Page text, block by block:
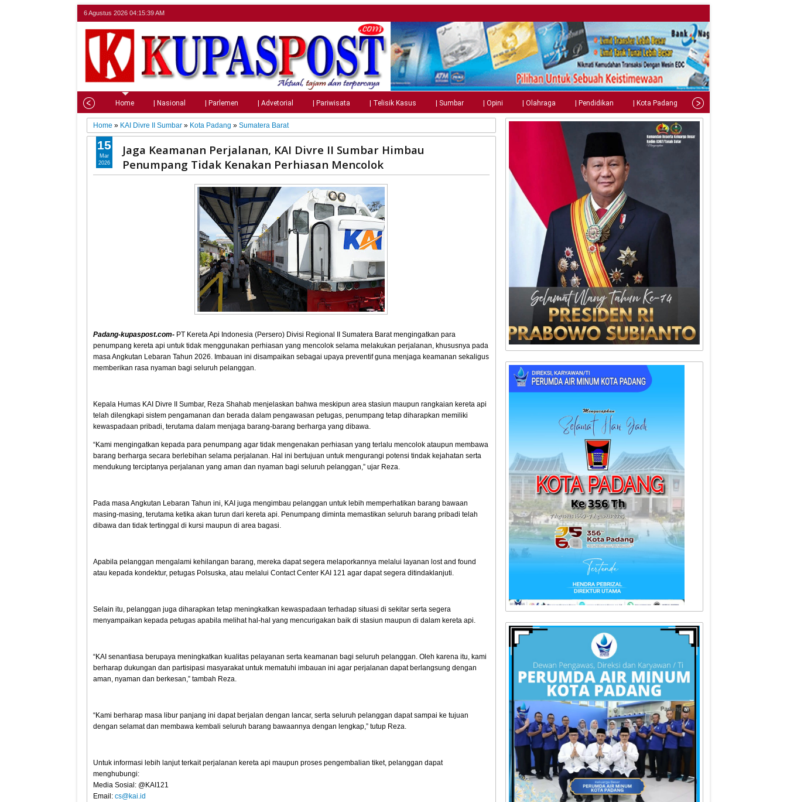
6 Agustus 2026 04:15:40 AM
Home | Nasional | Parlemen | Advetorial | Pariwisata | Telisik Kasus | Sumbar | Opini | Olahraga | Pendidikan | Kota Padang | Tips
Home » KAI Divre II Sumbar » Kota Padang »Sumatera Barat
Jaga Keamanan Perjalanan, KAI Divre II Sumbar Himbau
Penumpang Tidak Kenakan Perhiasan Mencolok
Padang-kupaspost.com- PT Kereta Api Indonesia (Persero) Divisi Regional II Sumatera Barat mengingatkan para
penumpang kereta api untuk tidak menggunakan perhiasan yang mencolok selama melakukan perjalanan, khususnya pada
masa Angkutan Lebaran Tahun 2026. Imbauan ini disampaikan sebagai upaya preventif guna menjaga keamanan sekaligus
memberikan rasa nyaman bagi seluruh pelanggan.
Kepala Humas KAI Divre II Sumbar, Reza Shahab menjelaskan bahwa meskipun area stasiun maupun rangkaian kereta api
telah dilengkapi sistem pengamanan dan berada dalam pengawasan petugas, penumpang tetap diharapkan memiliki
kewaspadaan pribadi, terutama dalam menjaga barang-barang berharga yang dibawa.
“Kami mengingatkan kepada para penumpang agar tidak mengenakan perhiasan yang terlalu mencolok ataupun membawa
barang berharga secara berlebihan selama perjalanan. Hal ini bertujuan untuk mengurangi potensi tindak kejahatan serta
mendukung terciptanya perjalanan yang aman dan nyaman bagi seluruh pelanggan,” ujar Reza.
Pada masa Angkutan Lebaran Tahun ini, KAI juga mengimbau pelanggan untuk lebih memperhatikan barang bawaan
masing-masing, terutama ketika akan turun dari kereta api. Penumpang diminta memastikan seluruh barang pribadi telah
dibawa dan tidak tertinggal di kursi maupun di area bagasi.
Apabila pelanggan mengalami kehilangan barang, mereka dapat segera melaporkannya melalui layanan lost and found
atau kepada kondektur, petugas Polsuska, atau melalui Contact Center KAI 121 agar dapat segera ditindaklanjuti.
Selain itu, pelanggan juga diharapkan tetap meningkatkan kewaspadaan terhadap situasi di sekitar serta segera
menyampaikan kepada petugas apabila melihat hal-hal yang mencurigakan baik di stasiun maupun di dalam kereta api.
“KAI senantiasa berupaya meningkatkan kualitas pelayanan serta keamanan bagi seluruh pelanggan. Oleh karena itu, kami
berharap dukungan dan partisipasi masyarakat untuk mematuhi imbauan ini agar perjalanan dapat berlangsung dengan
aman, nyaman dan berkesan,” tambah Reza.
“Kami berharap masa libur panjang ini dapat berjalan dengan lancar, serta seluruh pelanggan dapat sampai ke tujuan
dengan selamat dan membawa kembali seluruh barang bawaannya dengan lengkap,” tutup Reza.
Untuk informasi lebih lanjut terkait perjalanan kereta api maupun proses pengembalian tiket, pelanggan dapat
menghubungi:
Media Sosial: @KAI121
Email:cs@kai.id
15
Mar
2026